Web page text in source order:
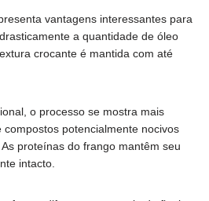
vantagens interessantes para
a quantidade de óleo
crocante é mantida com até
o processo se mostra mais
compostos potencialmente nocivos
proteínas do frango mantêm seu
intacto.